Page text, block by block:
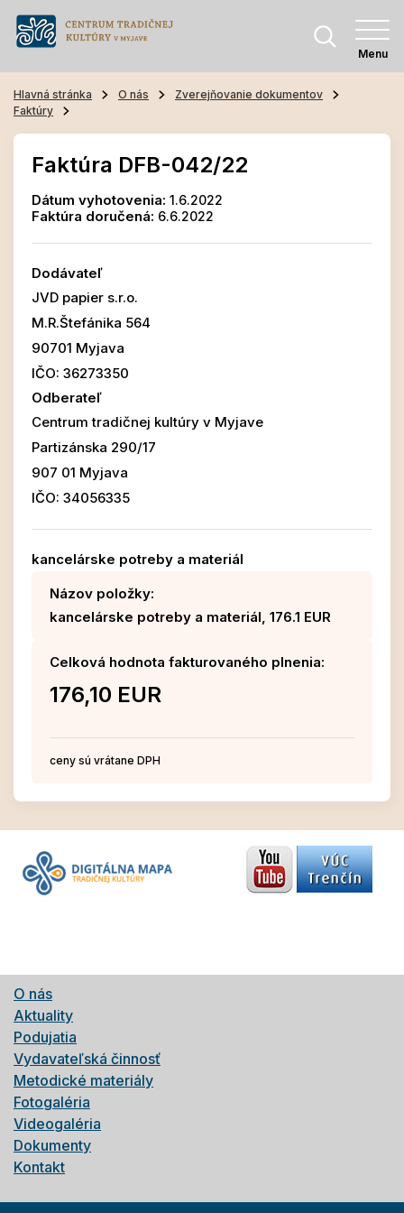
Menu
Hlavná stránka O nás
Zverejňovanie dokumentov
Faktúry
Faktúra DFB-042/22
Dátum vyhotovenia: 1.6.2022
Faktúra doručená: 6.6.2022
Dodávateľ
JVD papier s.r.o.
M.R.Štefánika 564
90701 Myjava
IČO: 36273350
Odberateľ
Centrum tradičnej kultúry v Myjave
Partizánska 290/17
907 01 Myjava
IČO: 34056335
kancelárske potreby a materiál
Názov položky:
kancelárske potreby a materiál, 176.1 EUR
Celková hodnota fakturovaného plnenia:
176,10 EUR
ceny sú vrátane DPH
O nás
Aktuality
Podujatia
Vydavateľská činnosť
Metodické materiály
Fotogaléria
Videogaléria
Dokumenty
Kontakt